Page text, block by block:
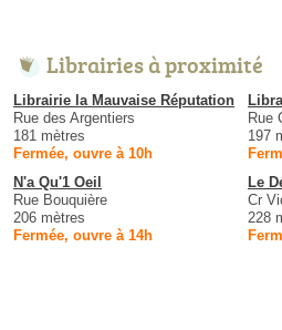
Librairies à proximité
Librairie la Mauvaise Réputation
Rue des Argentiers
181 mètres
Fermée, ouvre à 10h
Rue
197
N'a Qu'1 Oeil
Rue Bouquière
206 mètres
Fermée, ouvre à 14h
Le
Cr
228